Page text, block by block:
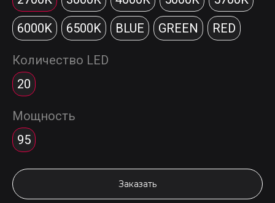
6000K
6500K BLUE GREEN RED
Количество LED
20
Мощность
95
Заказать